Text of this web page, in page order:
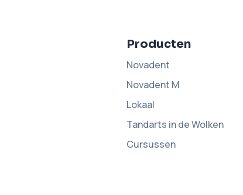
Producten
Novadent
Novadent M
Lokaal
Tandarts in de Wolken
Cursussen